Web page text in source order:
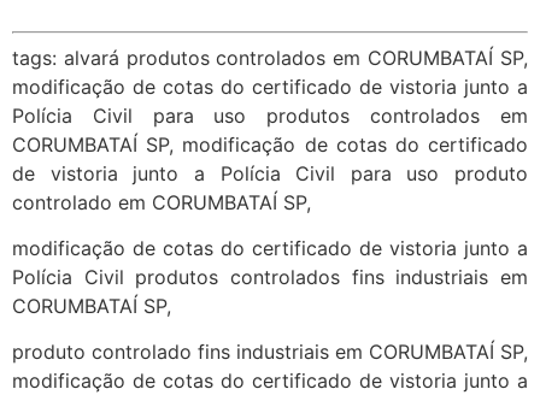
tags: alvará produtos controlados em CORUMBATAÍ SP,
modificação de cotas do certificado de vistoria junto a
Polícia Civil para uso produtos controlados em
CORUMBATAÍ SP, modificação de cotas do certificado
de vistoria junto a Polícia Civil para uso produto
controlado em CORUMBATAÍ SP,
modificação de cotas do certificado de vistoria junto a
Polícia Civil produtos controlados fins industriais em
CORUMBATAÍ SP,
produto controlado fins industriais em CORUMBATAÍ SP,
modificação de cotas do certificado de vistoria junto a